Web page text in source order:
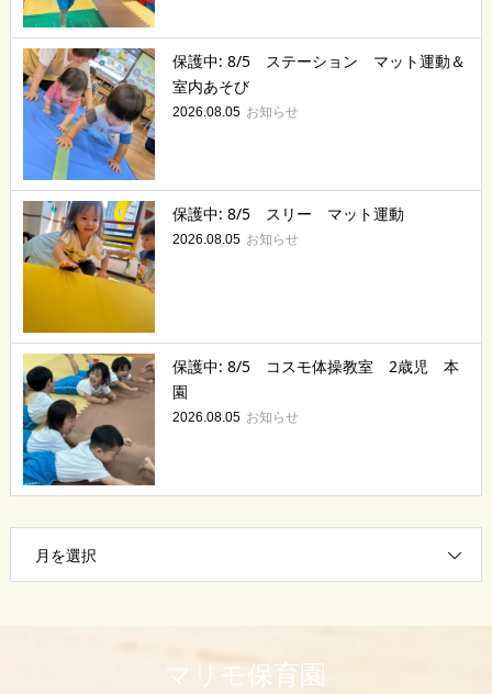
保護中: 8/5 ステーション マット運動＆
室内あそび
2026.08.05 お知らせ
保護中: 8/5 スリー マット運動
2026.08.05 お知らせ
保護中: 8/5 コスモ体操教室 2歳児 本
園
2026.08.05 お知らせ
月を選択
マリモ保育園